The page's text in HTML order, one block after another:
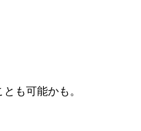
も可能かも。